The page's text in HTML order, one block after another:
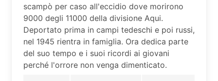
scampò per caso all'eccidio dove morirono
9000 degli 11000 della divisione Aqui.
Deportato prima in campi tedeschi e poi russi,
nel 1945 rientra in famiglia. Ora dedica parte
del suo tempo e i suoi ricordi ai giovani
perché l'orrore non venga dimenticato.